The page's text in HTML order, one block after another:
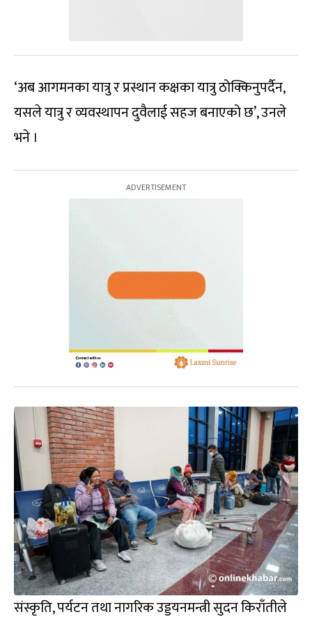
‘अब आगमनका यात्रु र प्रस्थान कक्षका यात्रु ठोक्किनुपर्दैन,
यसले यात्रु र व्यवस्थापन दुवैलाई सहज बनाएको छ’, उनले
भने ।
संस्कृति, पर्यटन तथा नागरिक उड्डयनमन्त्री सुदन किराँतीले